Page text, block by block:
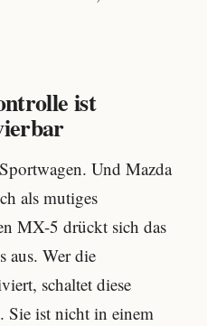
ist
Und Mazda
als mutiges
MX-5 drückt sich das
aus. Wer die
schaltet diese
Sie ist nicht in einem